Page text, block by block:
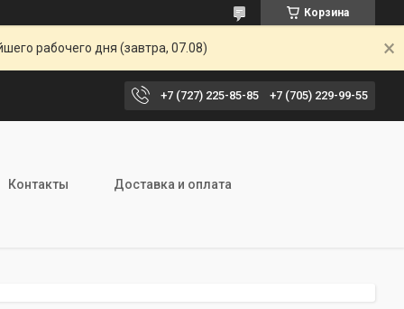
Корзина
рабочего дня (завтра, 07.08)
+7 (727) 225-85-85 +7 (705) 229-99-55
Контакты Доставка и оплата